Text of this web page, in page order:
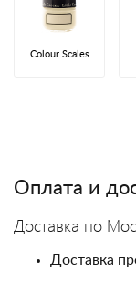
Colour Scales
Оплата и
Доставка по
Доставка